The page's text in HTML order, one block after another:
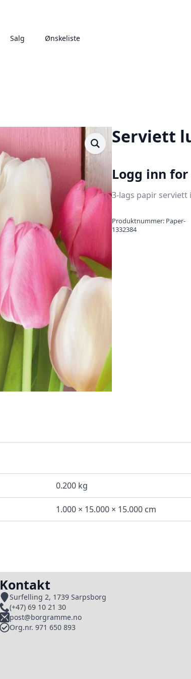
Salg Ønskeliste
Serviett
Logg inn
3-lags papir serviett
Produktnummer: Paper-
1332384
0.200 kg
1.000 × 15.000 × 15.000 cm
Kontakt
Surfelling 2, 1739 Sarpsborg
(+47) 69 10 21 30
post@borgramme.no
Org.nr. 971 650 893